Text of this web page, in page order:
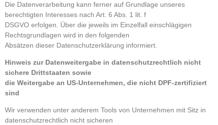
Die Datenverarbeitung kann ferner auf Grundlage unseres
berechtigten Interesses nach Art. 6 Abs. 1 lit. f
DSGVO erfolgen. Über die jeweils im Einzelfall einschlägigen
Rechtsgrundlagen wird in den folgenden
Absätzen dieser Datenschutzerklärung informiert.
Hinweis zur Datenweitergabe in datenschutzrechtlich nicht
sichere Drittstaaten sowie
die Weitergabe an US-Unternehmen, die nicht DPF-zertifiziert
sind
Wir verwenden unter anderem Tools von Unternehmen mit Sitz in
datenschutzrechtlich nicht sicheren